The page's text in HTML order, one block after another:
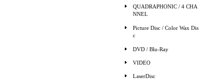
QUADRAPHONIC / 4 CHA
NNEL
Picture Disc / Color Wax Dis
c
DVD / Blu-Ray
VIDEO
LaserDisc